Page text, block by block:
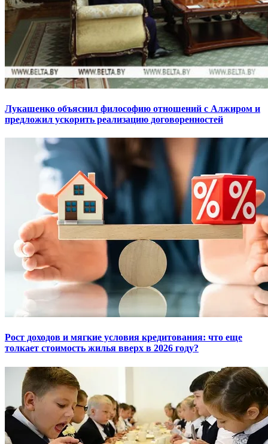
Лукашенко объяснил философию отношений с Алжиром и
предложил ускорить реализацию договоренностей
Рост доходов и мягкие условия кредитования: что еще
толкает стоимость жилья вверх в 2026 году?